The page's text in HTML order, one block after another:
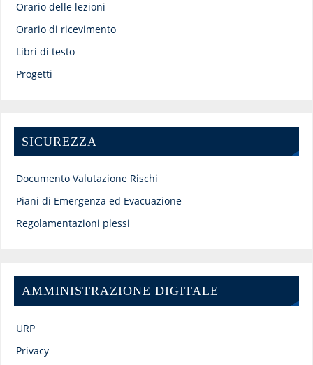
Orario delle lezioni
Orario di ricevimento
Libri di testo
Progetti
SICUREZZA
Documento Valutazione Rischi
Piani di Emergenza ed Evacuazione
Regolamentazioni plessi
AMMINISTRAZIONE DIGITALE
URP
Privacy